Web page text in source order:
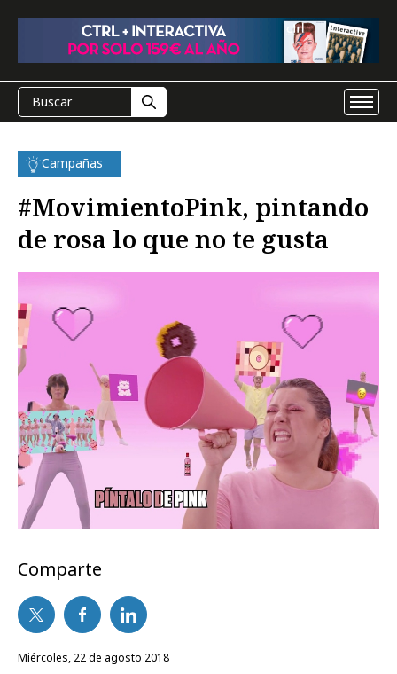
Campañas
#MovimientoPink, pintando
de rosa lo que no te gusta
Comparte
miércoles, 22 de agosto 2018